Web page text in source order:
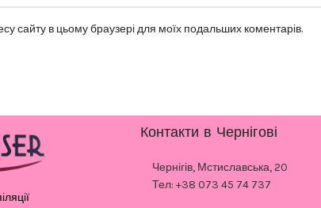
сайту в цьому браузері для моїх подальших коментарів.
Контакти в Чернігові
Чернігів, Мстиславська, 20
Тел: +38 073 45 74 737